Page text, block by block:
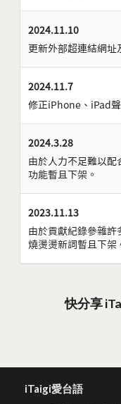
2024.11.10
更新外部超連結網址
2024.11.7
修正iPhone、iPad
2024.3.28
由於人力不足難以
功能暫且下架。
2023.11.13
由於貢獻紀錄參雜許
燒燙燙新詞暫且下架
快分享
iTaigi愛台語